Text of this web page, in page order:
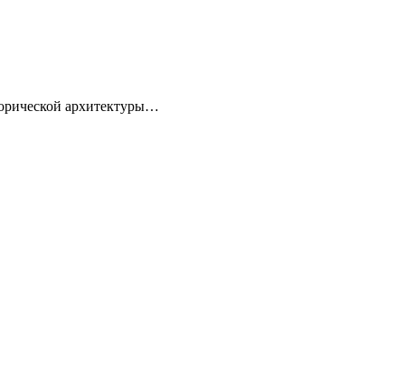
архитектуры…